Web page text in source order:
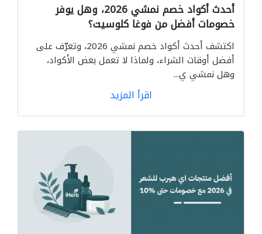
أحدث أكواد خصم نمشي 2026، وهل يوفر
خصومات أفضل من فوغا كلوسيت؟
اكتشف أحدث أكواد خصم نمشي 2026، وتعرّف على
أفضل أوقات الشراء، ولماذا لا تعمل بعض الأكواد،
وهل نمشي ي...
اقرأ المزيد